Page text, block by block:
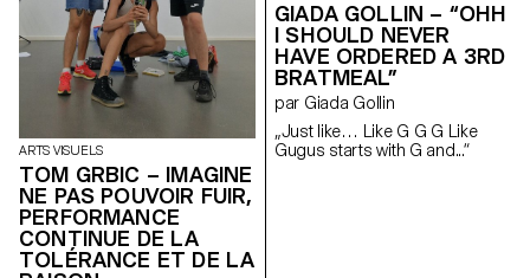
ARTS VISUELS
TOM GRBIC – IMAGINE
NE PAS POUVOIR FUIR,
PERFORMANCE
CONTINUE DE LA
TOLÉRANCE ET DE LA
GIADA GOLLIN – “OHH
I SHOULD NEVER
HAVE ORDERED A 3RD
BRATMEAL”
par Giada Gollin
„Just like… Like G G G Like
Gugus starts with G and...“